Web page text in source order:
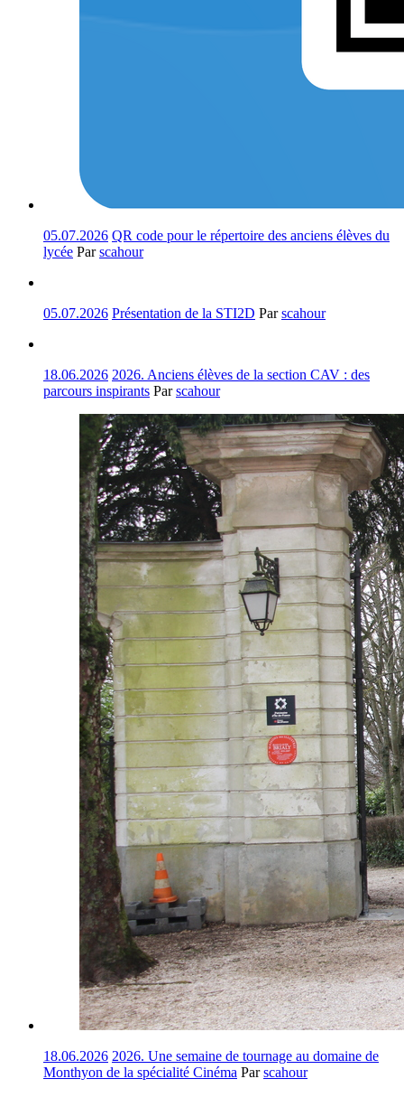
05.07.2026 QR code pour le répertoire des anciens élèves du
lycée Parscahour
05.07.2026 Présentation de la STI2D Parscahour
18.06.2026 2026. Anciens élèves de la section CAV : des
parcours inspirants Parscahour
18.06.2026 2026. Une semaine de tournage au domaine de
Monthyon de la spécialité Cinéma Parscahour